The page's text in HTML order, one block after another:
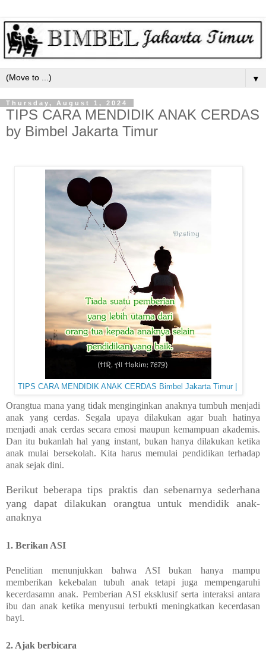
▼
Thursday, August 1, 2024
TIPS CARA MENDIDIK ANAK CERDAS
by Bimbel Jakarta Timur
TIPS CARA MENDIDIK ANAK CERDAS Bimbel Jakarta Timur |
Orangtua mana yang tidak menginginkan anaknya tumbuh menjadi
anak yang cerdas. Segala upaya dilakukan agar buah hatinya
menjadi anak cerdas secara emosi maupun kemampuan akademis.
Dan itu bukanlah hal yang instant, bukan hanya dilakukan ketika
anak mulai bersekolah. Kita harus memulai pendidikan terhadap
anak sejak dini.
Berikut beberapa tips praktis dan sebenarnya sederhana
yang dapat dilakukan orangtua untuk mendidik anak-
anaknya
1. Berikan ASI
Penelitian menunjukkan bahwa ASI bukan hanya mampu
memberikan kekebalan tubuh anak tetapi juga mempengaruhi
kecerdasamn anak. Pemberian ASI eksklusif serta interaksi antara
ibu dan anak ketika menyusui terbukti meningkatkan kecerdasan
bayi.
2. Ajak berbicara